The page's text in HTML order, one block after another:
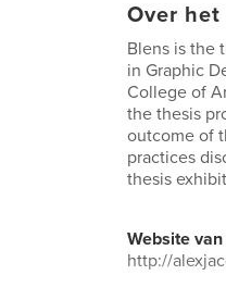
Over het
Blens is the
in Graphic
College of
the thesis
outcome of
practices
thesis
Website
http://